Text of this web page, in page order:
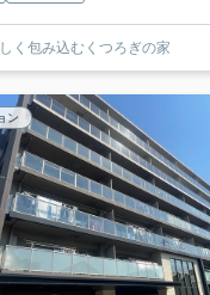
く包み込むくつろぎの家
ン